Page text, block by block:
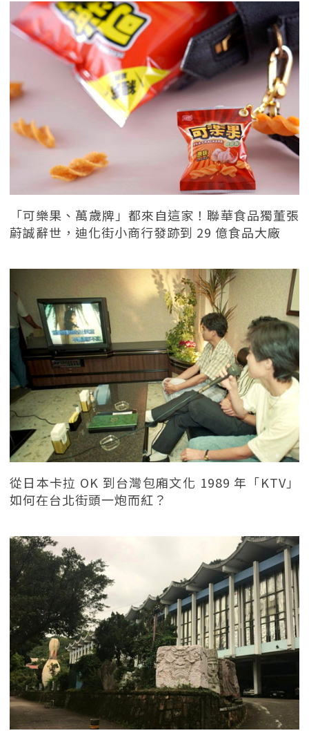
「可樂果、萬歲牌」都來自這家！聯華食品獨董張
蔚誠辭世，迪化街小商行發跡到 29 億食品大廠
從日本卡拉 OK 到台灣包廂文化 1989 年「KTV」
如何在台北街頭一炮而紅？